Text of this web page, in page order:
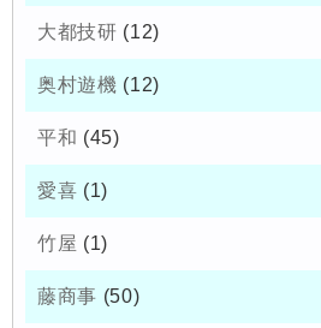
大都技研 (12)
奥村遊機 (12)
平和 (45)
愛喜 (1)
竹屋 (1)
藤商事 (50)